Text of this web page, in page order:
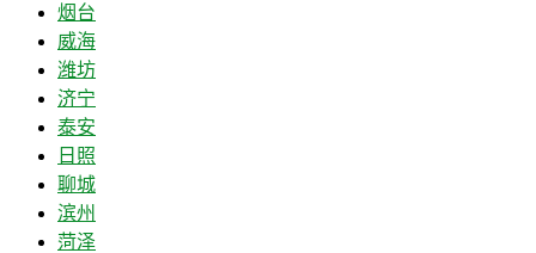
烟台
威海
潍坊
济宁
泰安
日照
聊城
滨州
菏泽